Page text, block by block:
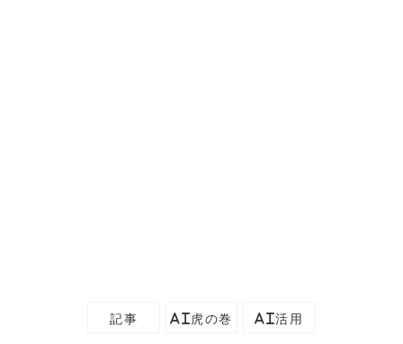
記事 AI虎の巻 AI活用